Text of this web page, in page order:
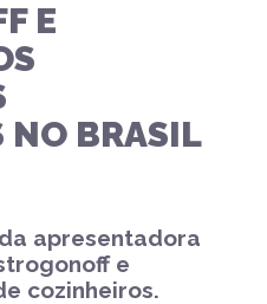
E
NO BRASIL
apresentadora
e
cozinheiros.